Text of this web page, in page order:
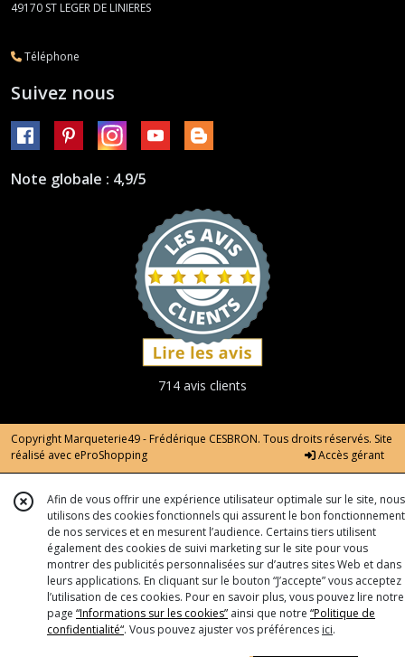
49170 ST LEGER DE LINIERES
Téléphone
Suivez nous
Note globale : 4,9/5
714 avis clients
Copyright Marqueterie49 - Frédérique CESBRON. Tous droits réservés. Site
réalisé avec eProShopping Accès gérant
Afin de vous offrir une expérience utilisateur optimale sur le site, nous
utilisons des cookies fonctionnels qui assurent le bon fonctionnement
de nos services et en mesurent l’audience. Certains tiers utilisent
également des cookies de suivi marketing sur le site pour vous
montrer des publicités personnalisées sur d’autres sites Web et dans
leurs applications. En cliquant sur le bouton “J’accepte” vous acceptez
l’utilisation de ces cookies. Pour en savoir plus, vous pouvez lire notre
page “Informations sur les cookies” ainsi que notre “Politique de
confidentialité“. Vous pouvez ajuster vos préférences ici.